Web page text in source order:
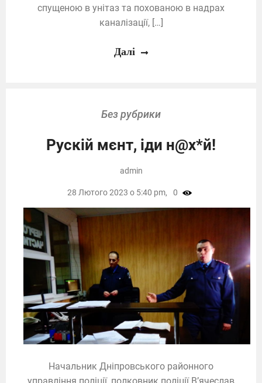
спущеною в унітаз та похованою в надрах
каналізації, […]
Далі
Без рубрики
Рускій мєнт, іди н@х*й!
Начальник Дніпровського районного
admin
28 Лютого 2023 о 5:40 pm, 0